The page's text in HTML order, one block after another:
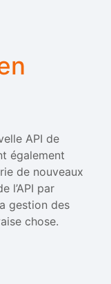
API de
également
de nouveaux
l’API par
gestion des
chose.